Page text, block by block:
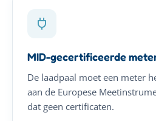
MID-gecertificeerde
De laadpaal moet een meter
aan de Europese
dat geen certificaten.